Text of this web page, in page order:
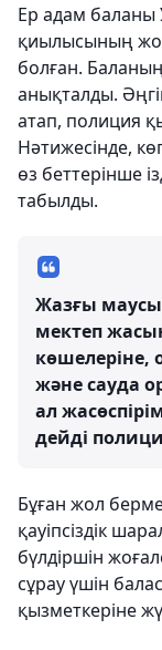
Ер адам баланы
қиылысының
болған.
анықталды.
атап, полиция
Нәтижесінде,
өз беттерінше
табылды.
Жазғы
мектеп
көшелеріне,
және сауда
ал
дейді
Бұған жол
қауіпсіздік
бүлдіршін
сұрау үшін
қызметкеріне